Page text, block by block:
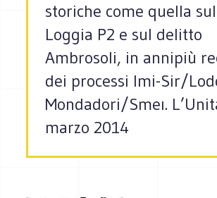
storiche come quella
Loggia P2 e sul delitto
Ambrosoli, in annipiù
dei processi Imi-Sir/
Mondadori/Smeı.
marzo 2014